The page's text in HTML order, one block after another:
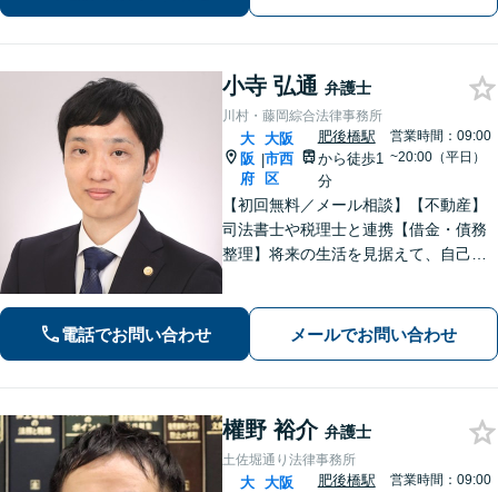
小寺 弘通 弁護士
川村・藤岡綜合法律事務所
大
阪
府
|
大阪
市西
区
肥後橋駅
から徒歩1
分
営業時間：09:00
~20:00（平日）
【初回無料／メール相談】【不動産】
司法書士や税理士と連携【借金・債務
整理】将来の生活を見据えて、自己破
【相続問題】全国出張可。遺産分割協
議や遺留分、遺言書作成などにも対応
電話でお問い合わせ メールでお問い合わせ
權野 裕介 弁護士
土佐堀通り法律事務所
大 大阪
肥後橋駅
営業時間：09:00